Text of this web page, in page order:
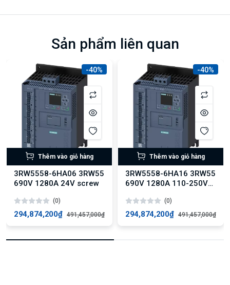
Sản phẩm liên quan
-40%
Thêm vào giỏ hàng
3RW5558-6HA06 3RW55
690V 1280A 24V screw
(0)
294,874,200₫ 491,457,000₫
-40%
Thêm vào giỏ hàng
3RW5558-6HA16 3RW55
690V 1280A 110-250V
(0)
294,874,200₫ 491,457,000₫